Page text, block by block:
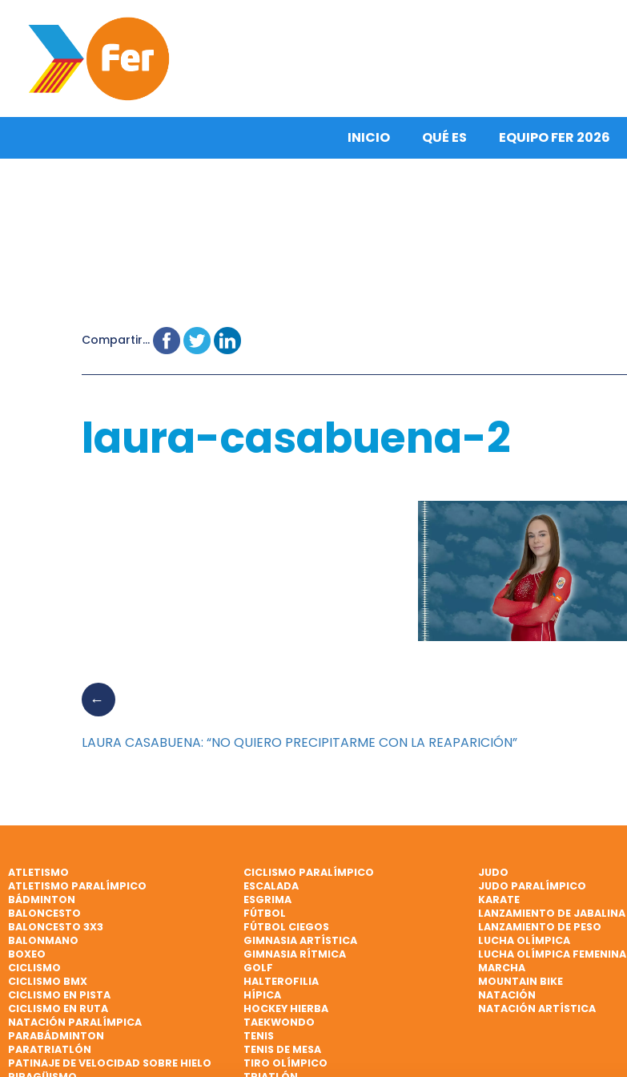
INICIO QUÉ ES EQUIPO FER 2026
Compartir...
laura-casabuena-2
LAURA CASABUENA: “NO QUIERO PRECIPITARME CON LA REAPARICIÓN”
ATLETISMO
ATLETISMO PARALÍMPICO
BÁDMINTON
BALONCESTO
BALONCESTO 3X3
BALONMANO
BOXEO
CICLISMO
CICLISMO BMX
CICLISMO EN PISTA
CICLISMO EN RUTA
CICLISMO PARALÍMPICO
ESCALADA
ESGRIMA
FÚTBOL
FÚTBOL CIEGOS
GIMNASIA ARTÍSTICA
GIMNASIA RÍTMICA
GOLF
HALTEROFILIA
HÍPICA
HOCKEY HIERBA
JUDO
JUDO PARALÍMPICO
KARATE
LANZAMIENTO DE JABALINA
LANZAMIENTO DE PESO
LUCHA OLÍMPICA
LUCHA OLÍMPICA FEMENINA
MARCHA
MOUNTAIN BIKE
NATACIÓN
NATACIÓN ARTÍSTICA
NATACIÓN PARALÍMPICA
PARABÁDMINTON
PARATRIATLÓN
PATINAJE DE VELOCIDAD SOBRE HIELO
TAEKWONDO
TENIS
TENIS DE MESA
TIRO OLÍMPICO